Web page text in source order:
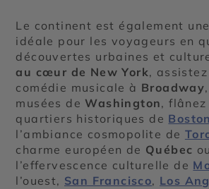
Le continent est également
idéale pour les voyageurs en
découvertes urbaines et
au cœur de New York,
comédie musicale à Broadway
musées deWashington,
quartiers historiques de Boston
l’ambiance cosmopolite de
charme européen de Québec
l’effervescence culturelle de
l’ouest, San Francisco, Los